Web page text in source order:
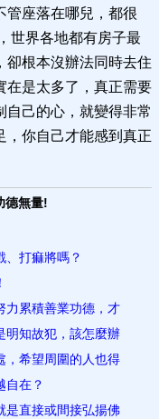
管座落在哪兒，都很
世界各地都有房子最
卻根本沒辦法同時去住
在是太多了，真正需要
自己的心，就變得非常
，你自己才能感到真正
德無量!
、打痲將嗎？
力累積善業功德，才
明知故犯，該怎麼辦
，希望周圍的人也得
自在？
是直接或間接弘揚佛